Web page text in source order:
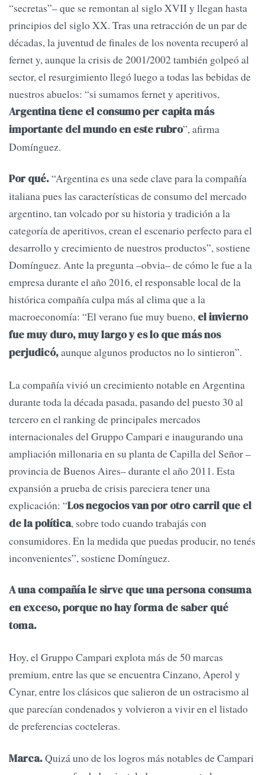
“secretas”– que se remontan al siglo XVII y llegan hasta
principios del siglo XX. Tras una retracción de un par de
décadas, la juventud de finales de los noventa recuperó al
fernet y, aunque la crisis de 2001/2002 también golpeó al
sector, el resurgimiento llegó luego a todas las bebidas de
nuestros abuelos: “si sumamos fernet y aperitivos,
Argentina tiene el consumo per capita más
importante del mundo en este rubro”, afirma
Domínguez.
Por qué.“Argentina es una sede clave para la compañía
italiana pues las características de consumo del mercado
argentino, tan volcado por su historia y tradición a la
categoría de aperitivos, crean el escenario perfecto para el
desarrollo y crecimiento de nuestros productos”, sostiene
Domínguez. Ante la pregunta –obvia– de cómo le fue a la
empresa durante el año 2016, el responsable local de la
histórica compañía culpa más al clima que a la
macroeconomía: “El verano fue muy bueno, el invierno
fue muy duro, muy largo y es lo que más nos
perjudicó,aunque algunos productos no lo sintieron”.
La compañía vivió un crecimiento notable en Argentina
durante toda la década pasada, pasando del puesto 30 al
tercero en el ranking de principales mercados
internacionales del Gruppo Campari e inaugurando una
ampliación millonaria en su planta de Capilla del Señor –
provincia de Buenos Aires– durante el año 2011. Esta
expansión a prueba de crisis pareciera tener una
explicación: “Los negocios van por otro carril que el
de la política, sobre todo cuando trabajás con
consumidores. En la medida que puedas producir, no tenés
inconvenientes”, sostiene Domínguez.
A una compañía le sirve que una persona consuma
en exceso, porque no hay forma de saber qué
toma.
Hoy, el Gruppo Campari explota más de 50 marcas
premium, entre las que se encuentra Cinzano, Aperol y
Cynar, entre los clásicos que salieron de un ostracismo al
que parecían condenados y volvieron a vivir en el listado
de preferencias cocteleras.
Marca.Quizá uno de los logros más notables de Campari